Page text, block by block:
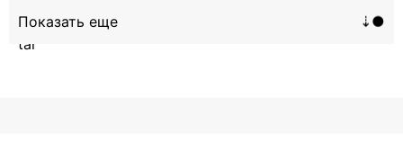
Hanna_Zolo4evskaya